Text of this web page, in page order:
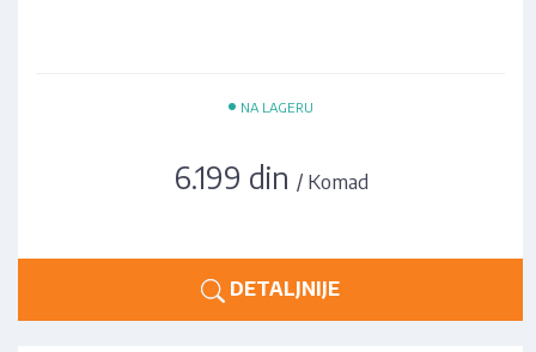
• NA LAGERU
6.199 din / Komad
DETALJNIJE